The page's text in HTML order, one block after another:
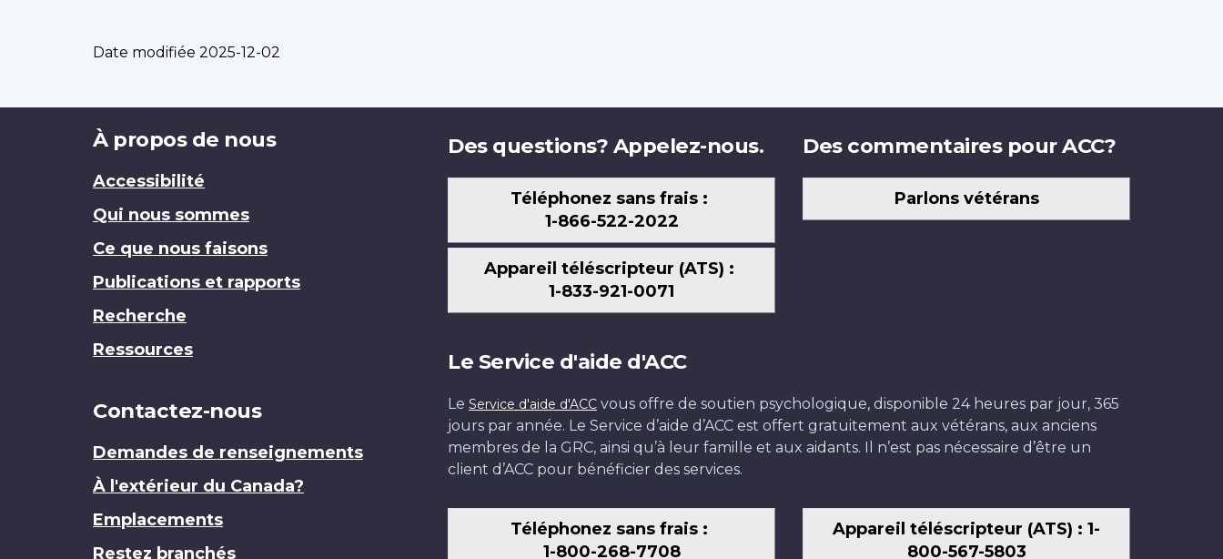
Date modifiée 2025-12-02
Brand
À propos de nous
Accessibilité
Qui nous sommes
Ce que nous faisons
Publications et rapports
Recherche
Ressources
Contactez-nous
Demandes de renseignements
À l'extérieur du Canada?
Emplacements
Restez branchés
Des questions? Appelez-nous.
Téléphonez sans frais :
1-866-522-2022
Appareil téléscripteur (ATS) :
1-833-921-0071
Des commentaires pour ACC?
Parlons vétérans
Le Service d'aide d'ACC
Le Service d'aide d'ACC vous offre de soutien psychologique, disponible 24 heures par jour, 365
jours par année. Le Service d’aide d’ACC est offert gratuitement aux vétérans, aux anciens
membres de la GRC, ainsi qu’à leur famille et aux aidants. Il n’est pas nécessaire d’être un
client d’ACC pour bénéficier des services.
Téléphonez sans frais :
1-800-268-7708
Appareil téléscripteur (ATS) : 1-
800-567-5803